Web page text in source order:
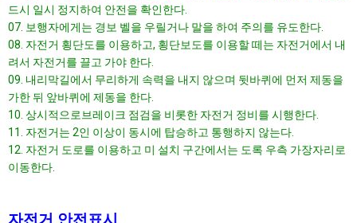
드시 일시 정지하여 안전을 확인한다.
07. 보행자에게는 경보 벨을 우릴거나 말을 하여 주의를 유도한다.
08. 자전거 횡단도를 이용하고, 횡단보도를 이용할 떼는 자전거에서 내
려서 자전거를 끌고 가야 한다.
09. 내리막길에서 무리하게 속력을 내지 않으며 뒷바퀴에 먼저 제동을
가한 뒤 앞바퀴에 제동을 한다.
10. 상시적으로브레이크 점검을 비롯한 자전거 정비를 시행한다.
11. 자전거는 2인 이상이 동시에 탑승하고 통행하지 않는다.
12. 자전거 도로를 이용하고 미 설치 구간에서는 도록 우측 가장자리로
이동한다.